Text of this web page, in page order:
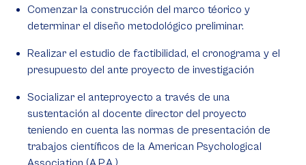
Comenzar la construcción del marco téorico y
determinar el diseño metodológico preliminar.
Realizar el estudio de factibilidad, el cronograma y el
presupuesto del ante proyecto de investigación
Socializar el anteproyecto a través de una
sustentación al docente director del proyecto
teniendo en cuenta las normas de presentación de
trabajos científicos de la American Psychological